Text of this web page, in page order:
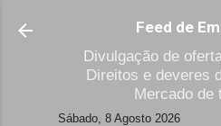
Avançar para o
Feed de
Divulgação de
Direitos e deveres
Mercado de
Sábado, 8 Agosto 2026